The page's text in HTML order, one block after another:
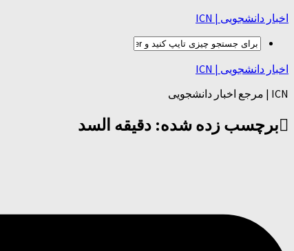
اخبار دانشجویی | ICN
اخبار دانشجویی | ICN
ICN | مرجع اخبار دانشجویی
برچسب زده شده: دقیقه السد